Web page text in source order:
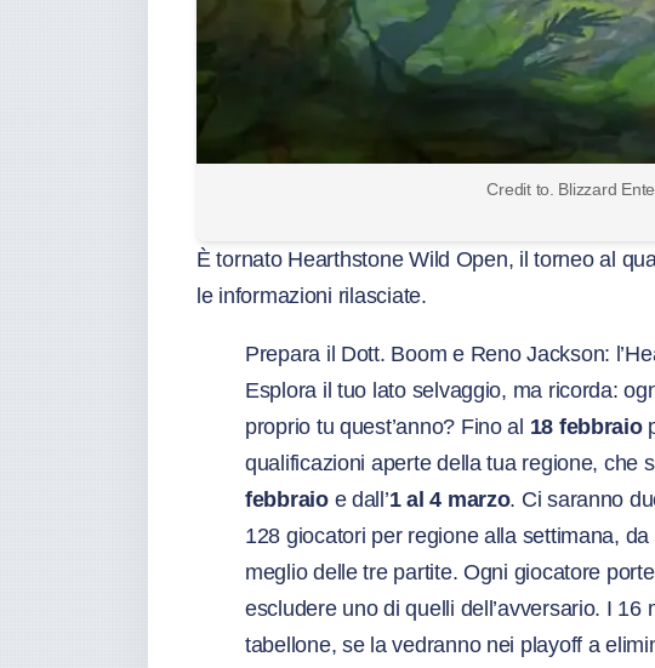
Credit to. Blizzard
È tornato Hearthstone Wild Open, il torneo al
le informazioni rilasciate.
Prepara il Dott. Boom e Reno Jackson:
Esplora il tuo lato selvaggio, ma ricorda:
proprio tu quest’anno? Fino al 18 febbraio
qualificazioni aperte della tua regione, che
febbraioe dall’1 al 4 marzo. Ci saranno
128 giocatori per regione alla settimana,
meglio delle tre partite. Ogni giocatore
escludere uno di quelli dell’avversario. I 16
tabellone, se la vedranno nei playoff a